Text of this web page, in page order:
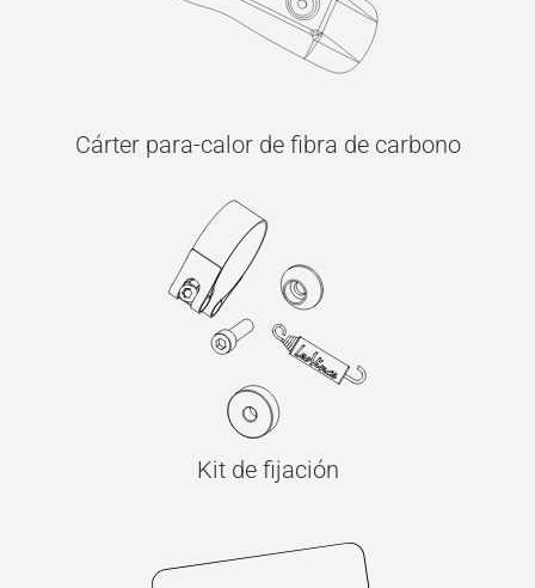
Cárter para-calor de fibra de carbono
Kit de fijación